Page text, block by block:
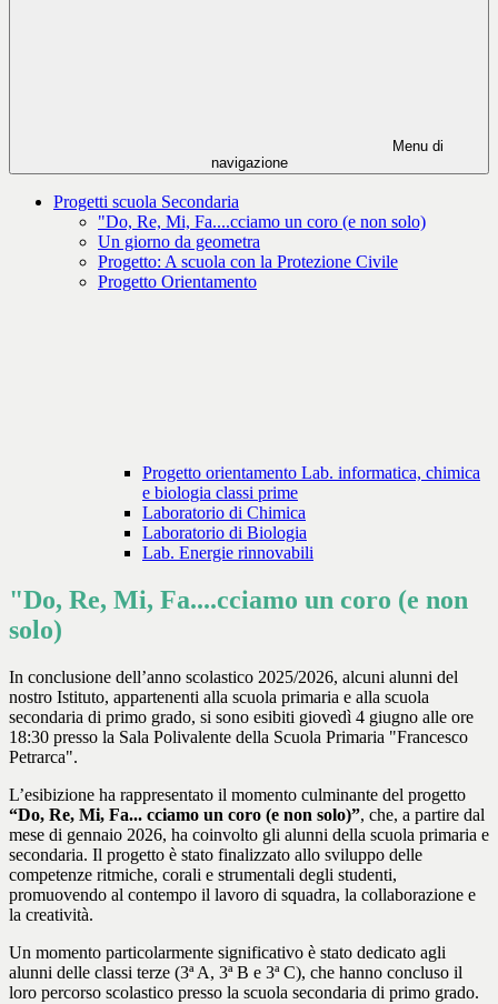
Menu di
navigazione
Progetti scuola Secondaria
"Do, Re, Mi, Fa....cciamo un coro (e non solo)
Un giorno da geometra
Progetto: A scuola con la Protezione Civile
Progetto Orientamento
Progetto orientamento Lab. informatica, chimica
e biologia classi prime
Laboratorio di Chimica
Laboratorio di Biologia
Lab. Energie rinnovabili
"Do, Re, Mi, Fa....cciamo un coro (e non
solo)
In conclusione dell’anno scolastico 2025/2026, alcuni alunni del
nostro Istituto, appartenenti alla scuola primaria e alla scuola
secondaria di primo grado, si sono esibiti giovedì 4 giugno alle ore
18:30 presso la Sala Polivalente della Scuola Primaria "Francesco
Petrarca".
L’esibizione ha rappresentato il momento culminante del progetto
“Do, Re, Mi, Fa... cciamo un coro (e non solo)”, che, a partire dal
mese di gennaio 2026, ha coinvolto gli alunni della scuola primaria e
secondaria. Il progetto è stato finalizzato allo sviluppo delle
competenze ritmiche, corali e strumentali degli studenti,
promuovendo al contempo il lavoro di squadra, la collaborazione e
la creatività.
Un momento particolarmente significativo è stato dedicato agli
alunni delle classi terze (3ª A, 3ª B e 3ª C), che hanno concluso il
loro percorso scolastico presso la scuola secondaria di primo grado.